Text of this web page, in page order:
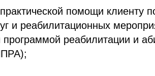
помощи клиенту
и реабилитационных
программой реабилитации и